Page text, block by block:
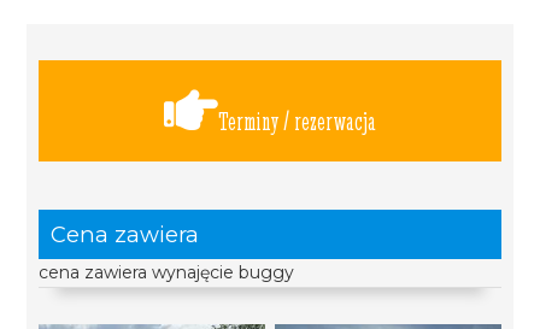
Terminy / rezerwacja
Cena zawiera
cena zawiera wynajęcie buggy